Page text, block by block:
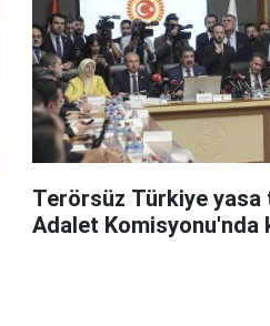
Terörsüz Türkiye
Adalet Komisyonu'nda